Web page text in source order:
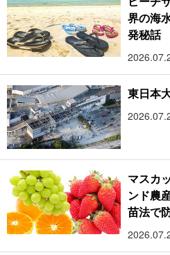
界の海
発秘話
東日本
マスカ
ンド農
苗法で